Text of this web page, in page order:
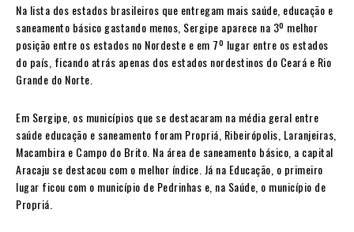
Na lista dos estados brasileiros que entregam mais saúde, educação e
saneamento básico gastando menos, Sergipe aparece na 3º melhor
posição entre os estados no Nordeste e em 7º lugar entre os estados
do país, ficando atrás apenas dos estados nordestinos do Ceará e Rio
Grande do Norte.
Em Sergipe, os municípios que se destacaram na média geral entre
saúde educação e saneamento foram Propriá, Ribeirópolis, Laranjeiras,
Macambira e Campo do Brito. Na área de saneamento básico, a capital
Aracaju se destacou com o melhor índice. Já na Educação, o primeiro
lugar ficou com o município de Pedrinhas e, na Saúde, o município de
Propriá.